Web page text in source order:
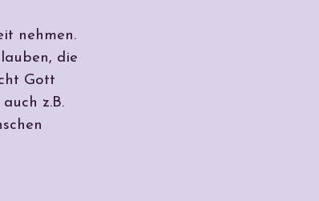
nehmen.
die
Gott
z.B.